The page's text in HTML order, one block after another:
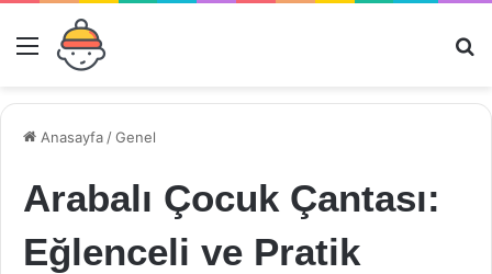
Menü
Anasayfa /Genel
Arabalı Çocuk Çantası:
Eğlenceli ve Pratik